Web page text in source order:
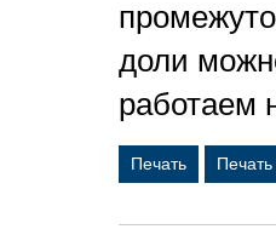
доли
работаем
Печать